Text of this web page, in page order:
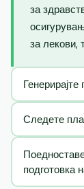
за
за лекови,
Следете
подготовка